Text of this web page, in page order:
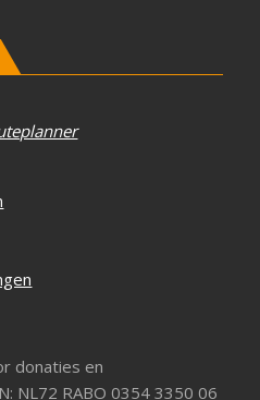
donaties en
NL72 RABO 0354 3350 06